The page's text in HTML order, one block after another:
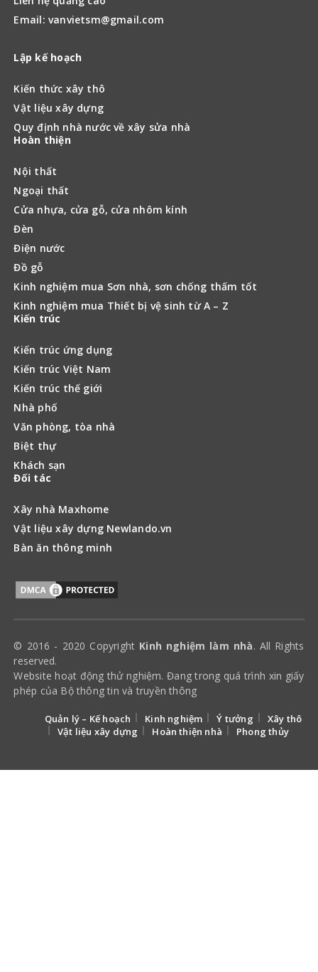
Email: vanvietsm@gmail.com
Lập kế hoạch
Kiến thức xây thô
Vật liệu xây dựng
Quy định nhà nước về xây sửa nhà
Hoàn thiện
Nội thất
Ngoại thất
Cửa nhựa, cửa gỗ, cửa nhôm kính
Đèn
Điện nước
Đồ gỗ
Kinh nghiệm mua Sơn nhà, sơn chống thấm tốt
Kinh nghiệm mua Thiết bị vệ sinh từ A – Z
Kiến trúc
Kiến trúc ứng dụng
Kiến trúc Việt Nam
Kiến trúc thế giới
Nhà phố
Văn phòng, tòa nhà
Biệt thự
Khách sạn
Đối tác
Xây nhà Maxhome
Vật liệu xây dựng Newlando.vn
Bàn ăn thông minh
© 2016 - 2020 Copyright Kinh nghiệm làm nhà. All Rights
reserved.
Website hoạt động thử nghiệm. Đang trong quá trình xin giấy
phép của Bộ thông tin và truyền thông
Quản lý – Kế hoạch Kinh nghiệm Ý tưởng
Xây thô
Vật liệu xây dựng
Hoàn thiện nhà Phong thủy